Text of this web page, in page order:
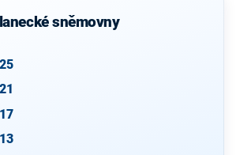
sněmovny